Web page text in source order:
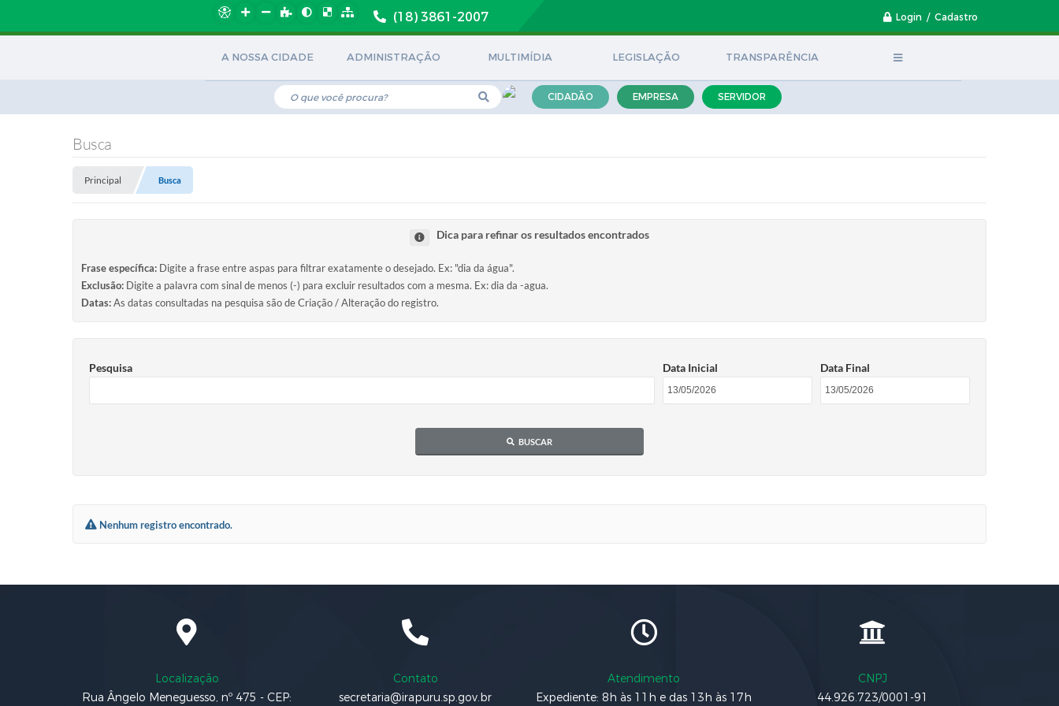
Login / Cadastro
(18) 3861-2007
A NOSSA CIDADE ADMINISTRAÇÃO MULTIMÍDIA LEGISLAÇÃO TRANSPARÊNCIA
CIDADÃO EMPRESA SERVIDOR
Busca
Principal Busca
Dica para refinar os resultados encontrados
Frase específica: Digite a frase entre aspas para filtrar exatamente o desejado. Ex: "dia da água".
Exclusão: Digite a palavra com sinal de menos (-) para excluir resultados com a mesma. Ex: dia da -agua.
Datas:As datas consultadas na pesquisa são de Criação / Alteração do registro.
Pesquisa Data Inicial Data Final
BUSCAR
Nenhum registro encontrado.
Localização
Rua Ângelo Meneguesso, nº 475 - CEP:
Contato
secretaria@irapuru.sp.gov.br
Atendimento
Expediente: 8h às 11h e das 13h às 17h
CNPJ
44.926.723/0001-91